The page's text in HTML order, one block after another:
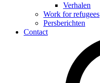
Verhalen
Work for refugees
Persberichten
Contact